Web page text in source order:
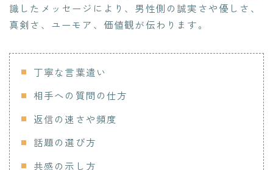
識したメッセージにより、男性側の誠実さや優しさ、
真剣さ、ユーモア、価値観が伝わります。
丁寧な言葉遣い
相手への質問の仕方
返信の速さや頻度
話題の選び方
共感の示し方